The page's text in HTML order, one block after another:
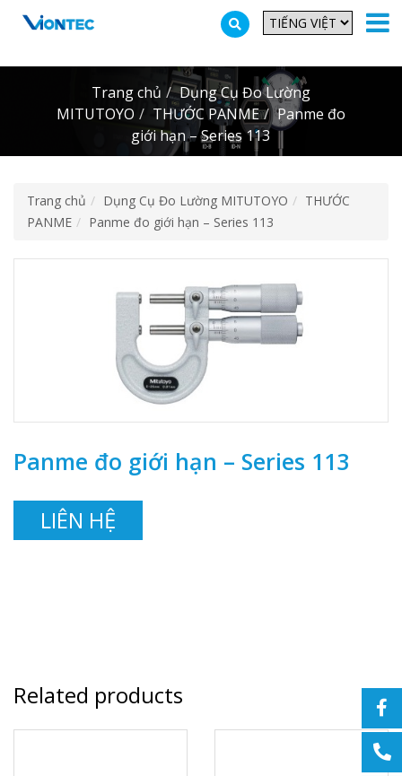
Additionally, paste this code immediately after the opening tag:
Trang chủ
Dụng Cụ Đo Lường
MITUTOYO
THƯỚC PANME
Panme đo
giới hạn – Series 113
Trang chủ Dụng Cụ Đo Lường MITUTOYO
THƯỚC
PANME
Panme đo giới hạn – Series 113
Panme đo giới hạn – Series 113
LIÊN HỆ
Related products